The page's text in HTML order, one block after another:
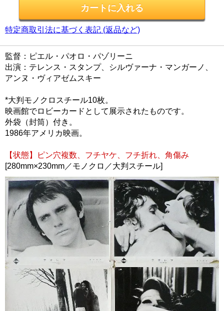
特定商取引法に基づく表記 (返品など)
監督：ピエル・パオロ・パゾリーニ
出演：テレンス・スタンプ、シルヴァーナ・マンガーノ、
アンヌ・ヴィアゼムスキー
*大判モノクロスチール10枚。
映画館でロビーカードとして展示されたものです。
外袋（封筒）付き。
1986年アメリカ映画。
【状態】ピン穴複数、フチヤケ、フチ折れ、角傷み
[280mm×230mm／モノクロ／大判スチール]